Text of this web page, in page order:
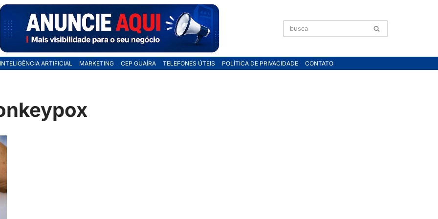
INTELIGÊNCIA ARTIFICIAL MARKETING CEP GUAÍRA TELEFONES ÚTEIS POLÍTICA DE PRIVACIDADE CONTATO